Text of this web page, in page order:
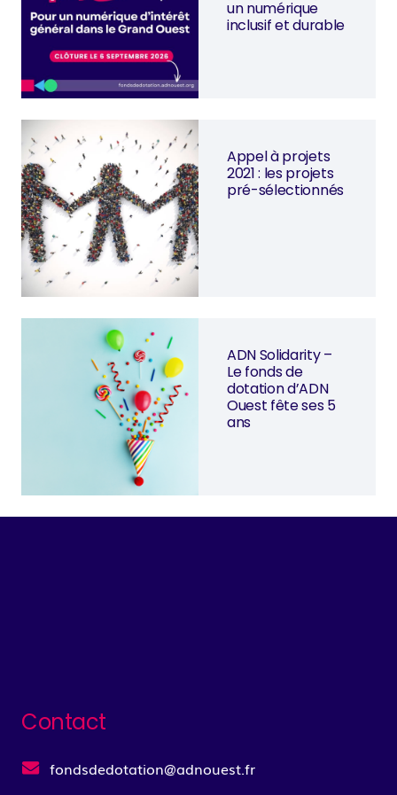
un numérique
inclusif et durable
Appel à projets
2021 : les projets
pré-sélectionnés
ADN Solidarity –
Le fonds de
dotation d’ADN
Ouest fête ses 5
ans
Contact
fondsdedotation@adnouest.fr